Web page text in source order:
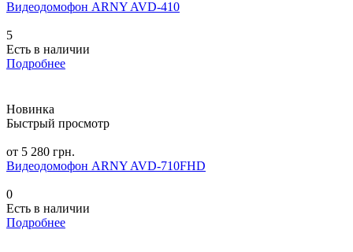
Видеодомофон ARNY AVD-410
5
Есть в наличии
Подробнее
Новинка
Быстрый просмотр
от 5 280 грн.
Видеодомофон ARNY AVD-710FHD
0
Есть в наличии
Подробнее